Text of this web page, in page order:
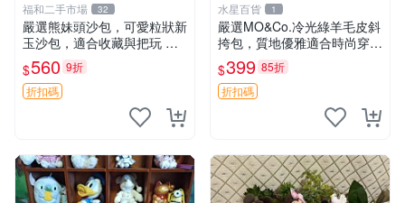
福和二手市場 32
嚴選熊妹頭沙包，可愛粒狀新
玉沙包，適合收藏與把玩 熊
妹 沙包 玉石
$560 9折
折扣碼
水星百貨 1
嚴選MO&Co.冷光綠羊毛皮斜
挎包，質地優雅適合時尚穿搭
冷光綠 皮包 斜挎包
$399 85折
折扣碼